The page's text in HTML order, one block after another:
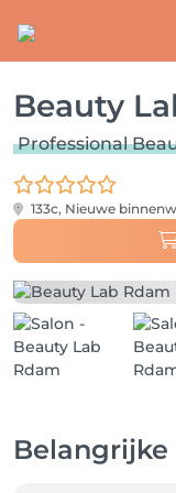
Beauty
Professional
133c, Nieuwe